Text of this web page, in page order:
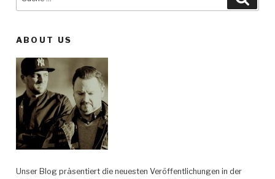
ABOUT US
Unser Blog präsentiert die neuesten Veröffentlichungen in der